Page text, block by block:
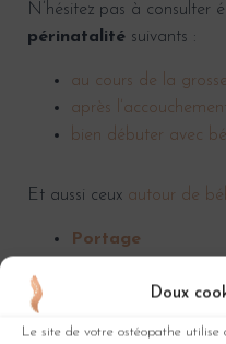
Doux
Le site de votre ostéopathe utilise
N’hésitez pas à consulter
périnatalité suivants :
au cours de la
après
bien débuter avec
Et aussi ceux autour de
Portage
Développement
Tête plate